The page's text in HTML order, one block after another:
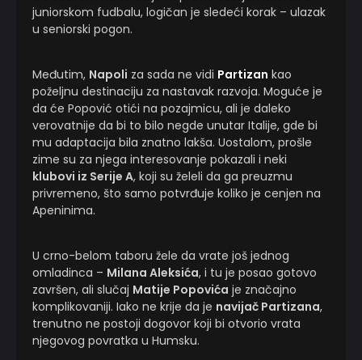
juniorskom fudbalu, logičan je sledeći korak – ulazak
u seniorski pogon.
Međutim, Napoli za sada ne vidi Partizan kao
poželjnu destinaciju za nastavak razvoja. Moguće je
da će Popović otići na pozajmicu, ali je daleko
verovatnije da bi to bilo negde unutar Italije, gde bi
mu adaptacija bila znatno lakša. Uostalom, prošle
zime su za njega interesovanje pokazali i neki
klubovi iz Serije A, koji su želeli da ga preuzmu
privremeno, što samo potvrđuje koliko je cenjen na
Apeninima.
U crno-belom taboru žele da vrate još jednog
omladinca – Milana Aleksića, i tu je posao gotovo
završen, ali slučaj Matije Popovića je značajno
komplikovaniji. Iako ne krije da je navijač Partizana,
trenutno ne postoji dogovor koji bi otvorio vrata
njegovog povratka u Humsku.